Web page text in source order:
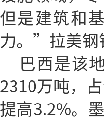
但是建筑和
力。”拉美钢
巴西是该
2310万吨，
提高3.2%。